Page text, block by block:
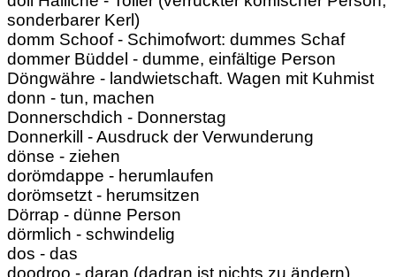
sonderbarer Kerl)
domm Schoof - Schimofwort: dummes Schaf
dommer Büddel - dumme, einfältige Person
Döngwähre - landwietschaft. Wagen mit Kuhmist
donn - tun, machen
Donnerschdich - Donnerstag
Donnerkill - Ausdruck der Verwunderung
dönse - ziehen
dorömdappe - herumlaufen
dorömsetzt - herumsitzen
Dörrap - dünne Person
dörmlich - schwindelig
dos - das
doodroo - daran (dadran ist nichts zu ändern)